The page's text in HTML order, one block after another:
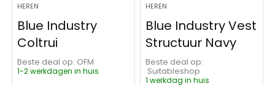
HEREN
Blue Industry
Coltrui
Beste deal op:
OFM
1-2 werkdagen in huis
HEREN
Blue Industry Vest
Structuur Navy
Beste deal op:
Suitableshop
1 werkdag in huis